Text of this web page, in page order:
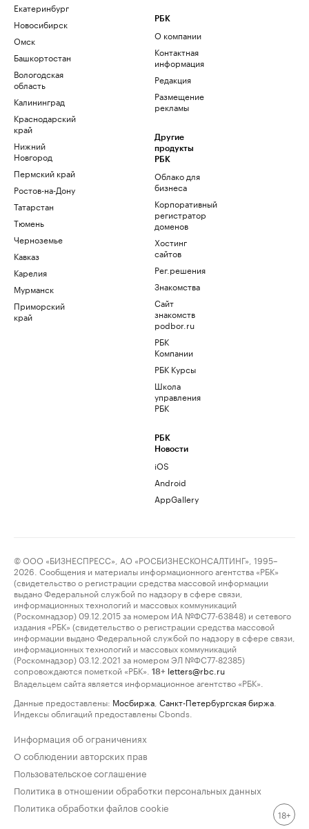
Екатеринбург
Новосибирск
Омск
Башкортостан
Вологодская
область
Калининград
Краснодарский
край
Нижний
Новгород
Пермский край
Ростов-на-Дону
Татарстан
Тюмень
Черноземье
Кавказ
Карелия
Мурманск
Приморский
край
РБК
О компании
Контактная
информация
Редакция
Размещение
рекламы
Другие
продукты
РБК
Облако для
бизнеса
Корпоративный
регистратор
доменов
Хостинг
сайтов
Рег.решения
Знакомства
Сайт
знакомств
podbor.ru
РБК
Компании
РБК Курсы
Школа
управления
РБК
РБК
Новости
iOS
Android
AppGallery
© ООО «БИЗНЕСПРЕСС», АО «РОСБИЗНЕСКОНСАЛТИНГ», 1995–
2026. Сообщения и материалы информационного агентства «РБК»
(свидетельство о регистрации средства массовой информации
выдано Федеральной службой по надзору в сфере связи,
информационных технологий и массовых коммуникаций
(Роскомнадзор) 09.12.2015 за номером ИА №ФС77-63848) и сетевого
издания «РБК» (свидетельство о регистрации средства массовой
информации выдано Федеральной службой по надзору в сфере связи,
информационных технологий и массовых коммуникаций
(Роскомнадзор) 03.12.2021 за номером ЭЛ №ФС77-82385)
сопровождаются пометкой «РБК».
18+ letters@rbc.ru
Владельцем сайта является информационное агентство «РБК».
Данные предоставлены: Мосбиржа Санкт-Петербургская биржа
Индексы облигаций предоставлены Cbonds.
Информация об ограничениях
О соблюдении авторских прав
Пользовательское соглашение
Политика в отношении обработки персональных данных
Политика обработки файлов cookie
18+